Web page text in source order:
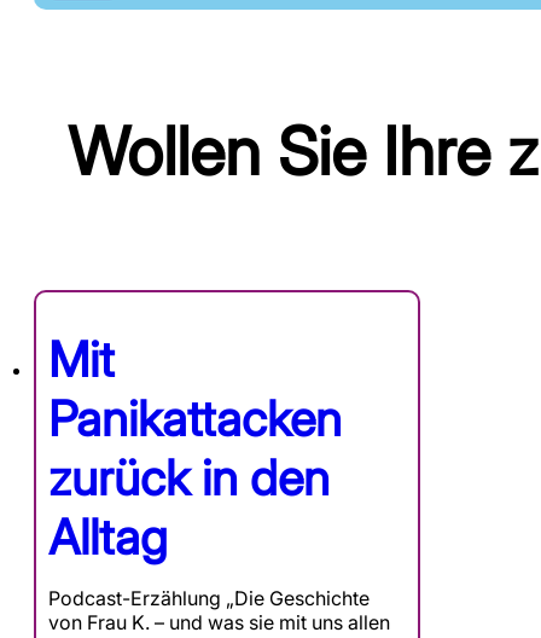
Wollen Sie Ihre
Mit
Panikattacken
zurück in den
Alltag
Podcast-Erzählung „Die Geschichte
von Frau K. – und was sie mit uns allen